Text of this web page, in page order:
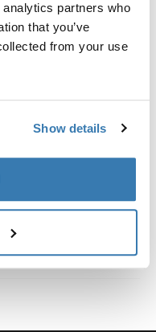
partners who
that you’ve
from your use
Show details
AB
335 73 Hillerstorp,